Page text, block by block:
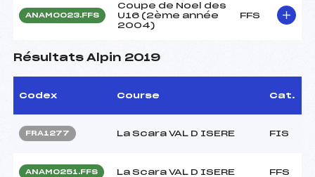
ANAM0023.FFS
Coupe de Noel des
U16 (2ème année
2004)
FFS
Résultats Alpin 2019
Codex Course Cat.
FRA1277 La Scara VAL D ISERE FIS
ANAM0251.FFS La Scara VAL D ISERE FFS